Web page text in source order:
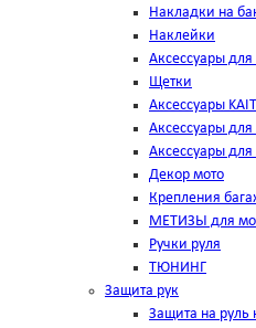
Накладки на
Наклейки
Аксессуары
Щетки
Аксессуары
Аксессуары
Аксессуары
Декор мото
Крепления
МЕТИЗЫ для
Ручки руля
ТЮНИНГ
Защита рук
Защита на руль